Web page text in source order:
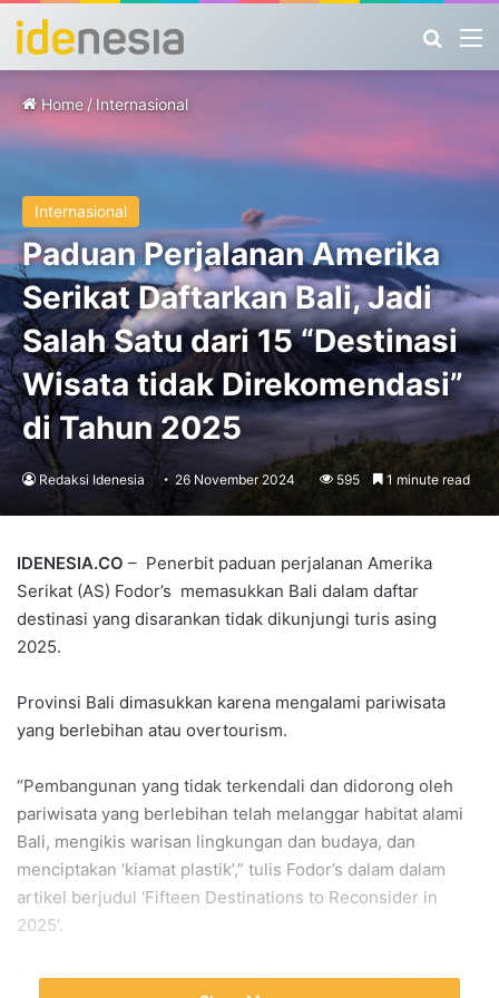
Home / Internasional
Internasional
Paduan Perjalanan Amerika
Serikat Daftarkan Bali, Jadi
Salah Satu dari 15 “Destinasi
Wisata tidak Direkomendasi”
di Tahun 2025
Redaksi Idenesia 26 November 2024 595 1 minute read
IDENESIA.CO – Penerbit paduan perjalanan Amerika
Serikat (AS) Fodor’s memasukkan Bali dalam daftar
destinasi yang disarankan tidak dikunjungi turis asing
2025.
Provinsi Bali dimasukkan karena mengalami pariwisata
yang berlebihan atau overtourism.
“Pembangunan yang tidak terkendali dan didorong oleh
pariwisata yang berlebihan telah melanggar habitat alami
Bali, mengikis warisan lingkungan dan budaya, dan
menciptakan ‘kiamat plastik’,” tulis Fodor’s dalam dalam
artikel berjudul ‘Fifteen Destinations to Reconsider in
2025’.
Ketua Perhimpunan Hotel dan Restoran Indonesia (PHRI)